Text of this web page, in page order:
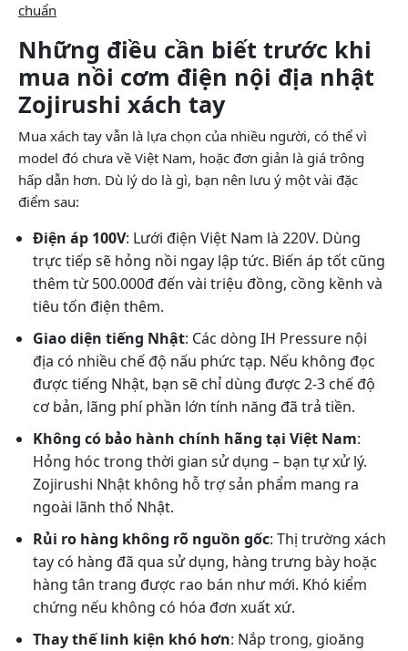
chuẩn
Những điều cần biết trước khi
mua nồi cơm điện nội địa nhật
Zojirushi xách tay
Mua xách tay vẫn là lựa chọn của nhiều người, có thể vì
model đó chưa về Việt Nam, hoặc đơn giản là giá trông
hấp dẫn hơn. Dù lý do là gì, bạn nên lưu ý một vài đặc
điểm sau:
Điện áp 100V: Lưới điện Việt Nam là 220V. Dùng
trực tiếp sẽ hỏng nồi ngay lập tức. Biến áp tốt cũng
thêm từ 500.000đ đến vài triệu đồng, cồng kềnh và
tiêu tốn điện thêm.
Giao diện tiếng Nhật: Các dòng IH Pressure nội
địa có nhiều chế độ nấu phức tạp. Nếu không đọc
được tiếng Nhật, bạn sẽ chỉ dùng được 2-3 chế độ
cơ bản, lãng phí phần lớn tính năng đã trả tiền.
Không có bảo hành chính hãng tại Việt Nam:
Hỏng hóc trong thời gian sử dụng – bạn tự xử lý.
Zojirushi Nhật không hỗ trợ sản phẩm mang ra
ngoài lãnh thổ Nhật.
Rủi ro hàng không rõ nguồn gốc: Thị trường xách
tay có hàng đã qua sử dụng, hàng trưng bày hoặc
hàng tân trang được rao bán như mới. Khó kiểm
chứng nếu không có hóa đơn xuất xứ.
Thay thế linh kiện khó hơn: Nắp trong, gioăng